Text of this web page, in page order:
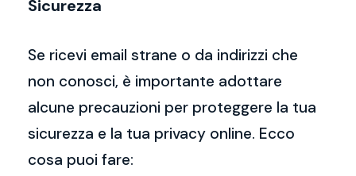
Sicurezza
Se ricevi email strane o da indirizzi che
non conosci, è importante adottare
alcune precauzioni per proteggere la tua
sicurezza e la tua privacy online. Ecco
cosa puoi fare: